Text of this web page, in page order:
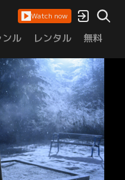
Watch now
ンル レンタル 無料